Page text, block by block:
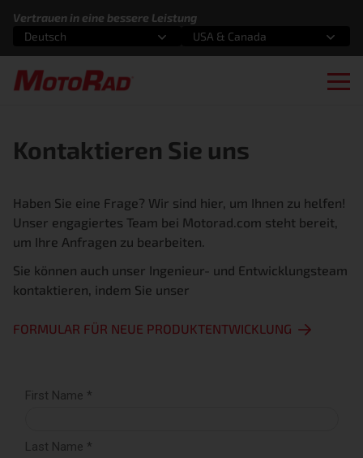
Vertrauen in eine bessere Leistung
Wählen Sie eine Option
Deutsch
Wählen Sie eine Option
USA & Canada
Kontaktieren Sie uns
Haben Sie eine Frage? Wir sind hier, um Ihnen zu helfen!
Unser engagiertes Team bei Motorad.com steht bereit,
um Ihre Anfragen zu bearbeiten.
Sie können auch unser Ingenieur- und Entwicklungsteam
kontaktieren, indem Sie unser
FORMULAR FÜR NEUE PRODUKTENTWICKLUNG